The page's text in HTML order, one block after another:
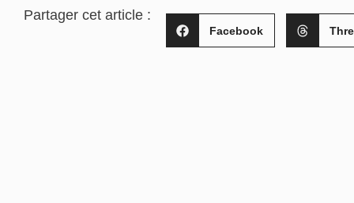
Partager cet article :
Facebook